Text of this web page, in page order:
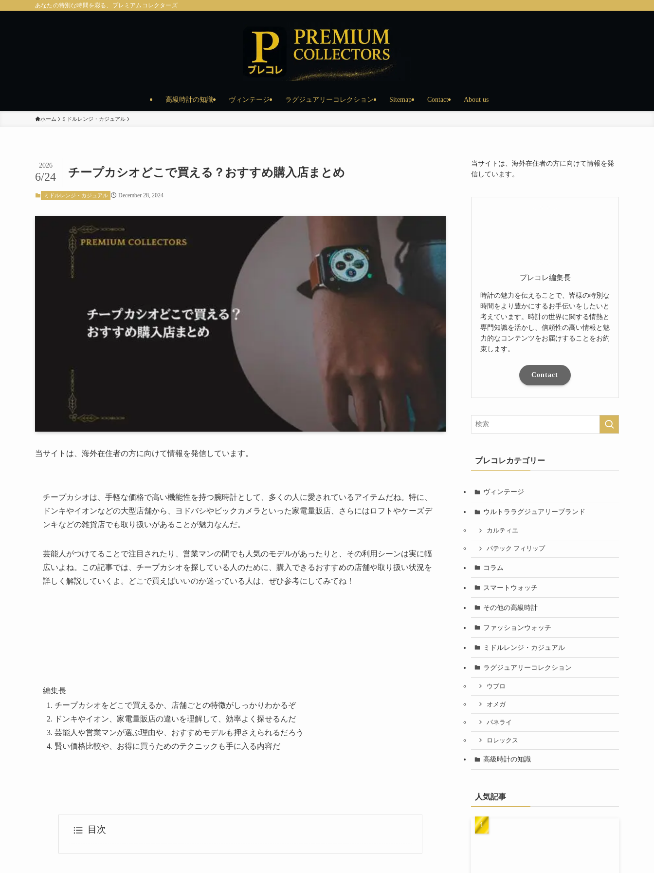
あなたの特別な時間を彩る、プレミアムコレクターズ
高級時計の知識 ヴィンテージ ラグジュアリーコレクション Sitemap Contact About us
ホーム ミドルレンジ・カジュアル
チープカシオどこで買える？おすすめ購入店まとめ
2026
6/24
ミドルレンジ・カジュアル December 28, 2024
当サイトは、海外在住者の方に向けて情報を発信しています。
チープカシオは、手軽な価格で高い機能性を持つ腕時計として、多くの人に愛されているアイテムだね。特に、
ドンキやイオンなどの大型店舗から、ヨドバシやビックカメラといった家電量販店、さらにはロフトやケーズデ
ンキなどの雑貨店でも取り扱いがあることが魅力なんだ。
芸能人がつけてることで注目されたり、営業マンの間でも人気のモデルがあったりと、その利用シーンは実に幅
広いよね。この記事では、チープカシオを探している人のために、購入できるおすすめの店舗や取り扱い状況を
詳しく解説していくよ。どこで買えばいいのか迷っている人は、ぜひ参考にしてみてね！
編集長
チープカシオをどこで買えるか、店舗ごとの特徴がしっかりわかるぞ
ドンキやイオン、家電量販店の違いを理解して、効率よく探せるんだ
芸能人や営業マンが選ぶ理由や、おすすめモデルも押さえられるだろう
賢い価格比較や、お得に買うためのテクニックも手に入る内容だ
目次
当サイトは、海外在住者の方に向けて情報を発
信しています。
プレコレ編集長
時計の魅力を伝えることで、皆様の特別な
時間をより豊かにするお手伝いをしたいと
考えています。時計の世界に関する情熱と
専門知識を活かし、信頼性の高い情報と魅
力的なコンテンツをお届けすることをお約
束します。
Contact
プレコレカテゴリー
ヴィンテージ
ウルトララグジュアリーブランド
カルティエ
パテック フィリップ
コラム
スマートウォッチ
その他の高級時計
ファッションウォッチ
ミドルレンジ・カジュアル
ラグジュアリーコレクション
ウブロ
オメガ
パネライ
ロレックス
高級時計の知識
人気記事